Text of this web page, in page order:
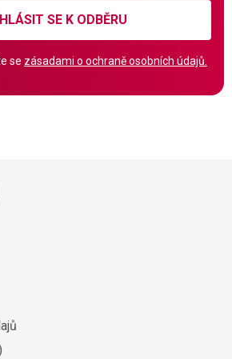
SE K ODBĚRU
se zásadami o ochraně osobních údajů.